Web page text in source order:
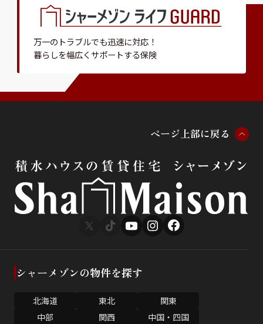
万一のトラブルでも迅速に対応！
暮らしを幅広くサポートする保険
ページ 上部に戻る
シャーメゾンの物件を探す
北海道 東北
関東
中部
関西
中国・四国